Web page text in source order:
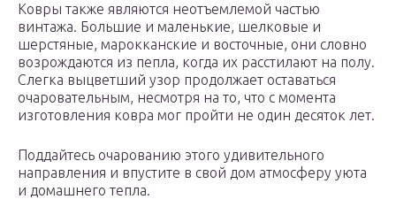
Ковры также являются неотъемлемой частью
винтажа. Большие и маленькие, шелковые и
шерстяные, марокканские и восточные, они словно
возрождаются из пепла, когда их расстилают на полу.
Слегка выцветший узор продолжает оставаться
очаровательным, несмотря на то, что с момента
изготовления ковра мог пройти не один десяток лет.
Поддайтесь очарованию этого удивительного
направления и впустите в свой дом атмосферу уюта
и домашнего тепла.